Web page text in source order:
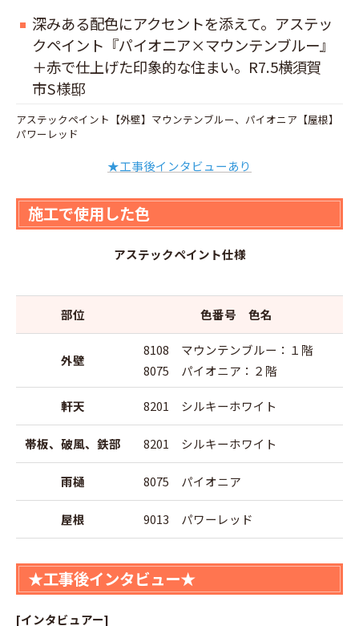
深みある配色にアクセントを添えて。アステッ
クペイント『パイオニア×マウンテンブルー』
＋赤で仕上げた印象的な住まい。R7.5横須賀
市S様邸
アステックペイント【外壁】マウンテンブルー、パイオニア【屋根】
パワーレッド
★工事後インタビューあり
施工で使用した色
アステックペイント仕様
部位 色番号 色名
外壁
8108 マウンテンブルー：１階
8075 パイオニア：２階
軒天 8201 シルキーホワイト
帯板、破風、鉄部 8201 シルキーホワイト
雨樋 8075 パイオニア
屋根 9013 パワーレッド
★工事後インタビュー★
[インタビュアー]